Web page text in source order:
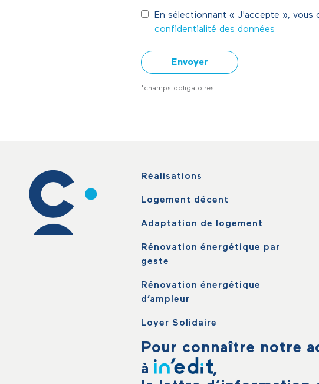
En sélectionnant « J'accepte », vous
confidentialité des données
Réalisations
Logement décent
Adaptation de logement
Rénovation énergétique par
geste
Rénovation énergétique
d’ampleur
Loyer Solidaire
Pour connaître notre
à
,